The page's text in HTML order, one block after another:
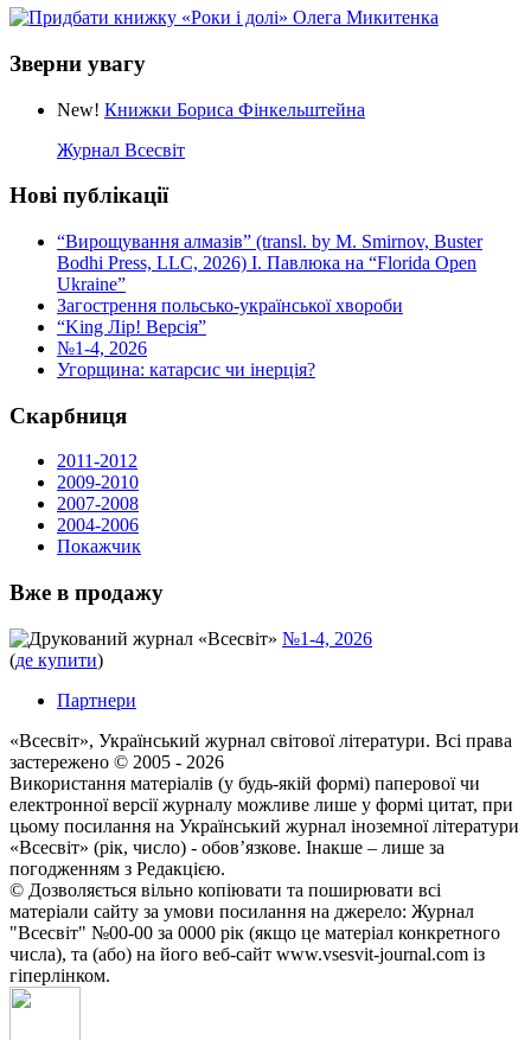
Зверни увагу
New! Книжки Бориса Фінкельштейна
Журнал Всесвіт
Нові публікації
“Вирощування алмазів” (transl. by M. Smirnov, Buster
Bodhi Press, LLC, 2026) І. Павлюка на “Florida Open
Ukraine”
Загострення польсько-української хвороби
“King Лір! Версія”
№1-4, 2026
Угорщина: катарсис чи інерція?
Скарбниця
2011-2012
2009-2010
2007-2008
2004-2006
Покажчик
Вже в продажу
Друкований журнал «Всесвіт» №1-4, 2026
(де купити)
Партнери
«Всесвіт», Український журнал світової літератури. Всі права
застереженo © 2005 - 2026
Використання матеріалів (у будь-якій формі) паперової чи
електронної версії журналу можливе лише у формі цитат, при
цьому посилання на Український журнал іноземної літератури
«Всесвіт» (рік, число) - обов’язкове. Інакше – лише за
погодженням з Редакцією.
© Дозволяється вільно копіювати та поширювати всі
матеріали сайту за умови посилання на джерело: Журнал
"Всесвіт" №00-00 за 0000 рік (якщо це матеріал конкретного
числа), та (або) на його веб-сайт www.vsesvit-journal.com із
гіперлінком.